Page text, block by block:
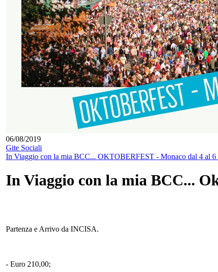
06/08/2019
Gite Sociali
In Viaggio con la mia BCC... OKTOBERFEST - Monaco dal 4 al 6
In Viaggio con la mia BCC...
Partenza e Arrivo da INCISA.
- Euro 210,00;